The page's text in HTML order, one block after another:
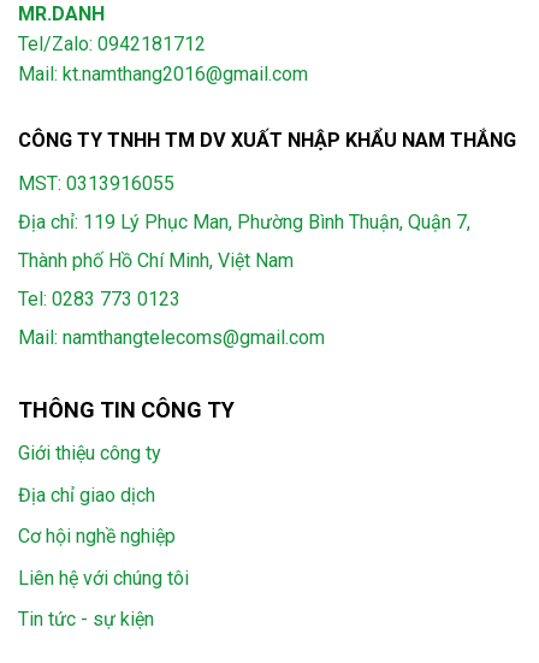
MR.DANH
Tel/Zalo: 0942181712
Mail: kt.namthang2016@gmail.com
CÔNG TY TNHH TM DV XUẤT NHẬP KHẨU NAM THẮNG
MST: 0313916055
Địa chỉ: 119 Lý Phục Man, Phường Bình Thuận, Quận 7,
Thành phố Hồ Chí Minh, Việt Nam
Tel: 0283 773 0123
Mail: namthangtelecoms@gmail.com
THÔNG TIN CÔNG TY
Giới thiệu công ty
Địa chỉ giao dịch
Cơ hội nghề nghiệp
Liên hệ với chúng tôi
Tin tức - sự kiện